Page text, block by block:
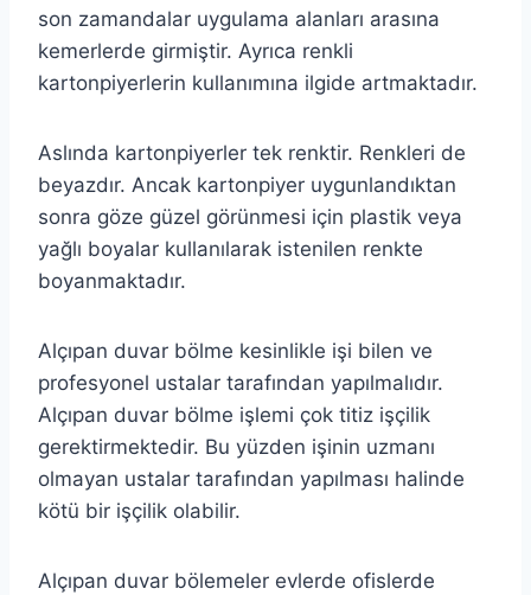
son zamandalar uygulama alanları arasına
kemerlerde girmiştir. Ayrıca renkli
kartonpiyerlerin kullanımına ilgide artmaktadır.
Aslında kartonpiyerler tek renktir. Renkleri de
beyazdır. Ancak kartonpiyer uygunlandıktan
sonra göze güzel görünmesi için plastik veya
yağlı boyalar kullanılarak istenilen renkte
boyanmaktadır.
Alçıpan duvar bölme kesinlikle işi bilen ve
profesyonel ustalar tarafından yapılmalıdır.
Alçıpan duvar bölme işlemi çok titiz işçilik
gerektirmektedir. Bu yüzden işinin uzmanı
olmayan ustalar tarafından yapılması halinde
kötü bir işçilik olabilir.
Alçıpan duvar bölemeler evlerde ofislerde